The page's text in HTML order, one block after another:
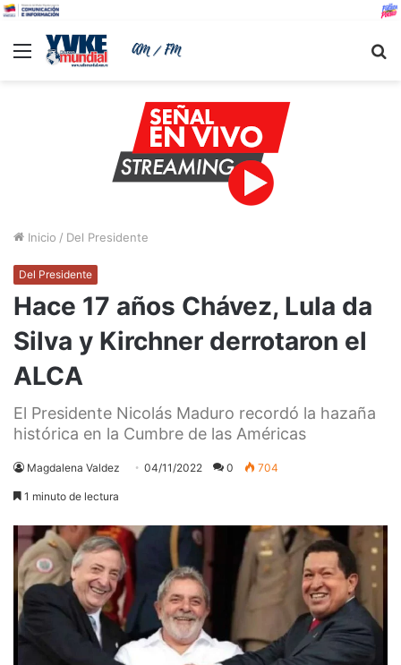
Menu
Inicio / Del Presidente
Del Presidente
Hace 17 años Chávez, Lula da
Silva y Kirchner derrotaron el
ALCA
El Presidente Nicolás Maduro recordó la hazaña
histórica en la Cumbre de las Américas
Magdalena Valdez 04/11/2022 0 704
1 minuto de lectura